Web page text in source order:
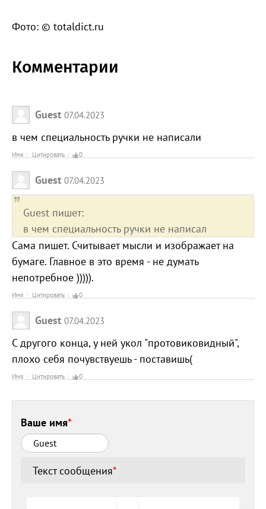
Фото: © totaldict.ru
Комментарии
Guest 07.04.2023
в чем специальность ручки не написали
Имя Цитировать 0
Guest 07.04.2023
Guest пишет:
в чем специальность ручки не написал
Сама пишет. Считывает мысли и изображает на
бумаге. Главное в это время - не думать
непотребное ))))).
Имя Цитировать 0
Guest 07.04.2023
С другого конца, у ней укол "протовиковидный",
плохо себя почувствуешь - поставишь(
Имя Цитировать 0
Ваше имя*
Текст сообщения*